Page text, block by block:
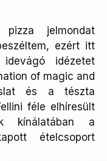
jelmondat
ezért itt
idézetet
of magic and
és a tészta
féle elhíresült
kínálatában a
ételcsoport